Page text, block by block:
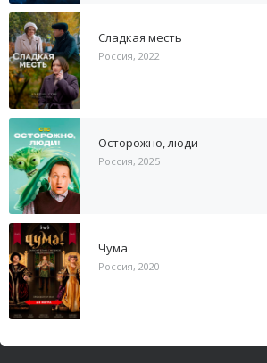
Сладкая месть
Россия, 2022
Осторожно, люди
Россия, 2025
Чума
Россия, 2020